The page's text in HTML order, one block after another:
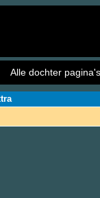
Alle dochter pagina's